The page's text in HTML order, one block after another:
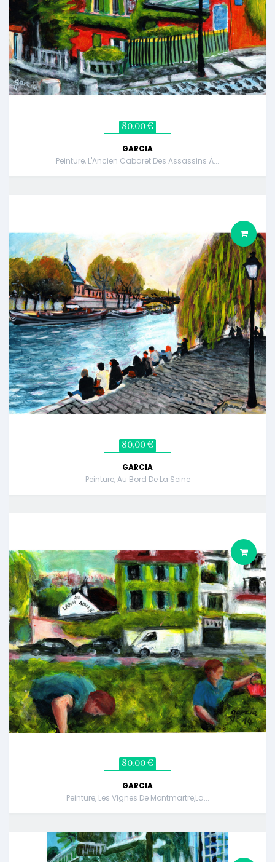
80,00 €
GARCIA
Peinture, L'Ancien Cabaret Des Assassins À...
80,00 €
GARCIA
Peinture, Au Bord De La Seine
80,00 €
GARCIA
Peinture, Les Vignes De Montmartre,la...